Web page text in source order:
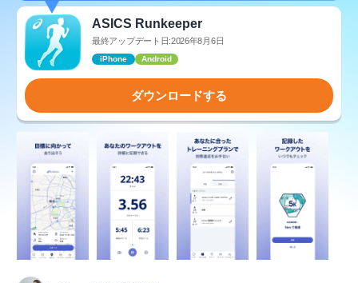
ASICS Runkeeper
最終アップデート日:2026年8月6日
iPhone Android
ダウンロードする